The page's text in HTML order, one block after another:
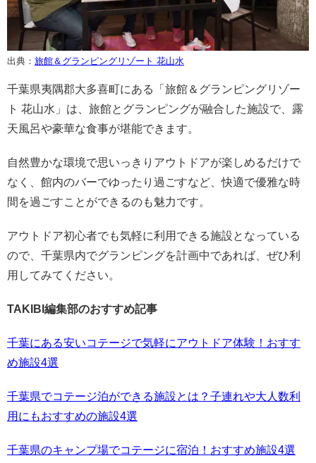
出典： 旅館＆グランピングリゾート 花山水
千葉県夷隅郡大多喜町にある「旅館＆グランピングリゾー
ト 花山水」は、旅館とグランピングが融合した施設で、露
天風呂や豪華な食事が堪能できます。
自然豊かな環境で思いっきりアウトドアが楽しめるだけで
なく、館内のバーでゆったり過ごすなど、快適で優雅な時
間を過ごすことができるのも魅力です。
アウトドア初心者でも気軽に利用できる施設となっている
ので、千葉県内でグランピングを計画中であれば、ぜひ利
用してみてください。
TAKIBI編集部のおすすめ記事
千葉にある安いコテージで気軽にアウトドア体験！おすす
め施設4選
千葉県でコテージ泊ができる施設とは？子連れや大人数利
用にもおすすめの施設4選
千葉県のキャンプ場でコテージに宿泊！おすすめ施設4選